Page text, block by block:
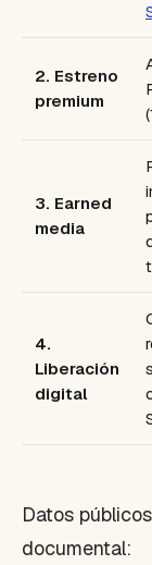
2. Estreno
premium
3. Earned
media
4.
Liberación
digital
Datos
documental: